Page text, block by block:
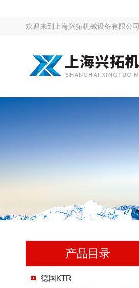
欢迎来到 上海兴拓机械设备有限公司
产品目录
德国KTR